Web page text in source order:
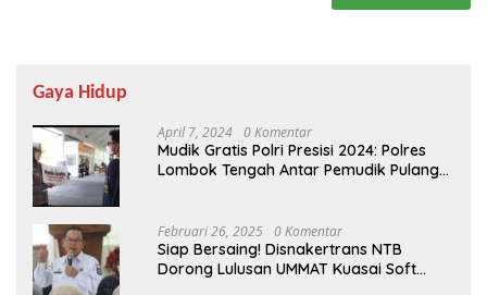
Gaya Hidup
April 7, 2024 0 Komentar
Mudik Gratis Polri Presisi 2024: Polres
Lombok Tengah Antar Pemudik Pulang
Februari 26, 2025 0 Komentar
Siap Bersaing! Disnakertrans NTB
Dorong Lulusan UMMAT Kuasai Soft